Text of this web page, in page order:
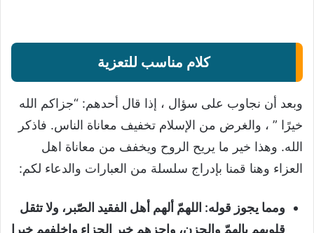
كلام مناسب للتعزية
وبعد أن نجاوب على سؤال ، إذا قال أحدهم: “جزاكم الله
خيرًا ” ، والغرض من الإسلام تخفيف معاناة الناس. فاذكر
الله. وهذا خير ما يريح الروح ويخفف من معاناة اهل
العزاء وهنا قمنا بإدراج سلسلة من العبارات والدعاء لكم:
ومما يجوز قوله: اللهمّ ألهم أهل الفقيد الصّبر، ولا تثقل
قلوبهم بالهمّ والحزن، واجزهم خير الجزاء واخلفهم خيرا